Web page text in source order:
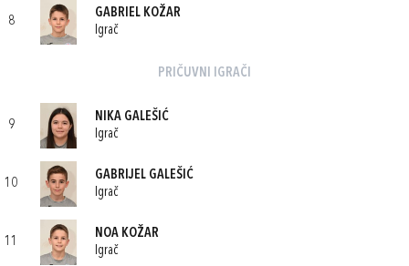
8
GABRIEL KOŽAR
Igrač
PRIČUVNI IGRAČI
9
NIKA GALEŠIĆ
Igrač
10
GABRIJEL GALEŠIĆ
Igrač
11
NOA KOŽAR
Igrač